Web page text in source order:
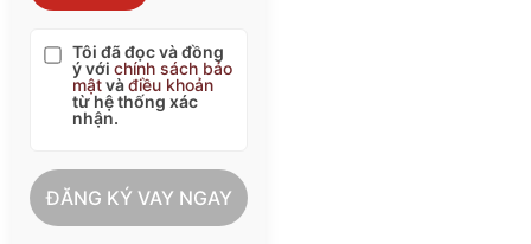
Tôi đã đọc và đồng
ý với chính sách bảo
mậtvàđiều khoản
từ hệ thống xác
nhận.
ĐĂNG KÝ VAY NGAY